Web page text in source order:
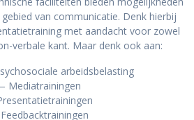
van communicatie. Denk hierbij
met aandacht voor zowel
verbale kant. Maar denk ook aan:
arbeidsbelasting
Mediatrainingen